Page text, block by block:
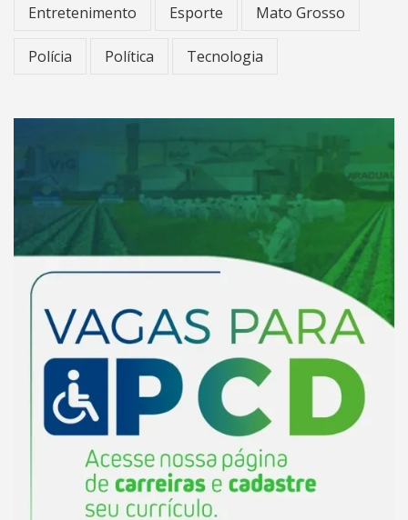
Entretenimento Esporte Mato Grosso
Polícia Política Tecnologia